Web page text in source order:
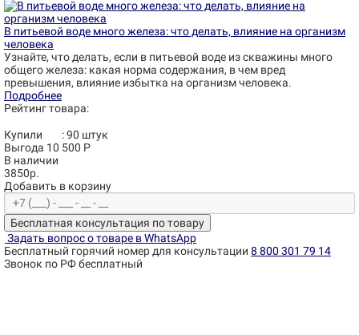
В питьевой воде много железа: что делать, влияние на организм
человека
Узнайте, что делать, если в питьевой воде из скважины много
общего железа: какая норма содержания, в чем вред
превышения, влияние избытка на организм человека.
Подробнее
Рейтинг товара:
Купили :90 штук
Выгода 10 500 Р
В наличии
3850р.
Добавить в корзину
Бесплатная консультация по товару
Задать вопрос о товаре в WhatsApp
Бесплатный горячий номер для консультации 8 800 301 79 14
Звонок по РФ бесплатный